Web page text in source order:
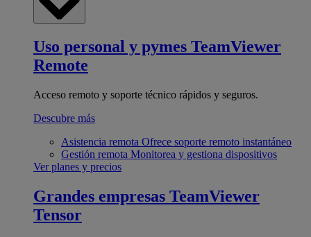
Uso personal y pymes TeamViewer
Remote
Acceso remoto y soporte técnico rápidos y seguros.
Descubre más
Asistencia remota Ofrece soporte remoto instantáneo
Gestión remota Monitorea y gestiona dispositivos
Ver planes y precios
Grandes empresas TeamViewer
Tensor